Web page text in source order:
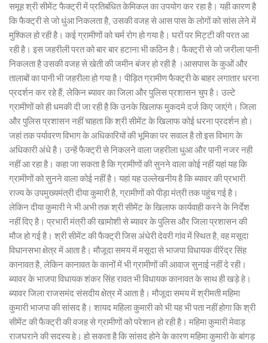
समूह श्री सीमेंट फैक्ट्री में प्रतिबंधित केमिकल का उपयोग कर रहा है। यही कारण है
कि फैक्ट्री से जो धुंआ निकलता है, उसकी वजह से आस पास के लोगों को सांस लेने में
मुश्किल हो रही है। कई ग्रामीणों को चर्म रोग हो गया है। घरों पर मिट्टी की परत आ
रही है। इस जहरीली परत को बार बार हटाना भी कठिन है। फैक्ट्री से जो जरीला पानी
निकलता है उसकी वजह से खेती की जमीन बंजर हो रही है ।आसपास के कुओं और
तालाबों का पानी भी जहरीला हो गया है। पीड़ित ग्रामीण फैक्ट्री के बाहर लगातार धरना
प्रदर्शन कर रहे हैं, लेकिन ब्यावर का जिला और पुलिस प्रशासन चुप है। उल्टे
ग्रामीणों को ही धमकी दी जा रही है कि उनके खिलाफ मुकदमे दर्ज किए जाएंगे। जिला
और पुलिस प्रशासन नहीं चाहता कि श्री सीमेंट के खिलाफ कोई धरना प्रदर्शन हो।
जहां तक पर्यावरण विभाग के अधिकारियों की भूमिका पर सवाल है तो इस विभाग के
अधिकारी अंधे है। उन्हें फैक्ट्री से निकलने वाला जहरीला धुआ और पानी नजर नही
नहीं आ रहा है। कहा जा सकता है कि ग्रामीणों की सुनने वाला कोई नहीं यहां यह कि
ग्रामीणों को सुनने वाला कोई नहीं है। यहां यह उल्लेखनीय है कि ब्यावर की प्रभारी
राज्य के उपमुख्यमंत्री दीया कुमारी है, ग्रामीणों को पीड़ा मंत्री तक पहुंच गई है।
लेकिन दीया कुमारी ने भी अभी तक श्री सीमेंट के खिलाफ कार्यवाही करने के निर्देश
नहीं दिए है। प्रभारी मंत्री की खामोशी से ब्यावर के पुलिस और जिला प्रशासन की
मौज हो गई है। श्री सीमेंट की फैक्ट्री जिस अंधेरी देवरी गांव में स्थित है, वह मसूदा
विधानसभा क्षेत्र में आता है। मौजूदा समय में मसूदा से भाजपा विधायक वीरेंद्र सिंह
कानावत है, लेकिन कानावत के कानों में भी ग्रामीणों की आवाज सुनाई नहीं दे रही।
ब्यावर के भाजपा विधायक शंकर सिंह रावत भी विधायक कानावत के साथ ही खड़े हे।
ब्यावर जिला राजसमंद संसदीय क्षेत्र में आता है। मौजूदा समय में श्रीमती महिमा
कुमारी भाजपा की सांसद है। शायद महिला कुमारी को भी यह भी पता नहीं होगा कि श्री
सीमेंट की फैक्ट्री की वजह से ग्रामीणों को परेशान हो रही है। महिमा कुमारी मेवाड़
राजघराने की सदस्य हे। हो सकता है कि सांसद होने के कारण महिमा कुमारी के बांगड़